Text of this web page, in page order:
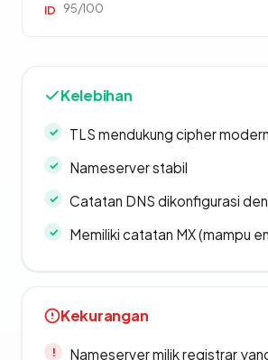
ID 95/100
Kelebihan
TLS mendukung cipher modern
Nameserver stabil
Catatan DNS dikonfigurasi
Memiliki catatan MX (mampu
Kekurangan
Nameserver milik registrar